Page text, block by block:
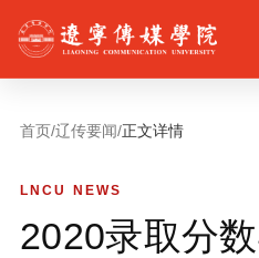
首页/辽传要闻/正文详情
LNCU NEWS
2020录取分